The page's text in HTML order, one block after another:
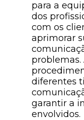
para a
dos
com os
aprimorar
diferentes
garantir a
envolvidos.